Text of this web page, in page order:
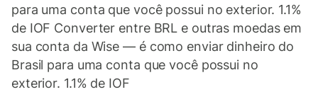
para uma conta que você possui no exterior. 1.1%
de IOF Converter entre BRL e outras moedas em
sua conta da Wise — é como enviar dinheiro do
Brasil para uma conta que você possui no
exterior. 1.1% de IOF